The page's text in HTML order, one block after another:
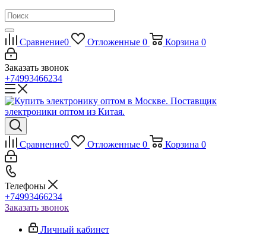
Сравнение0 Отложенные 0 Корзина 0
Заказать звонок
+74993466234
Сравнение0 Отложенные 0 Корзина 0
Телефоны
+74993466234
Заказать звонок
Личный кабинет